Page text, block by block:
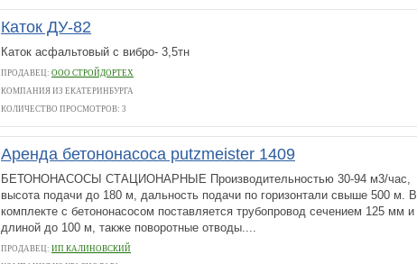
Каток ДУ-82
Каток асфальтовый с вибро- 3,5тн
ПРОДАВЕЦ: ООО СТРОЙДОРТЕХ
КОМПАНИЯ ИЗ ЕКАТЕРИНБУРГА
КОЛИЧЕСТВО ПРОСМОТРОВ: 3
Аренда бетононасоса putzmeister 1409
БЕТОНОНАСОСЫ СТАЦИОНАРНЫЕ Производительностью 30-94 м3/час,
высота подачи до 180 м, дальность подачи по горизонтали свыше 500 м. В
комплекте с бетононасосом поставляется трубопровод сечением 125 мм и
длиной до 100 м, также поворотные отводы....
ПРОДАВЕЦ: ИП КАЛИНОВСКИЙ